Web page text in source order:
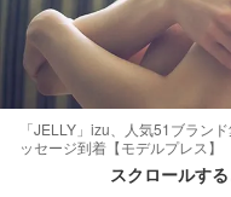
「JELLY」izu、人気51ブラン
ッセージ到着【モデルプレス】
スクロールす